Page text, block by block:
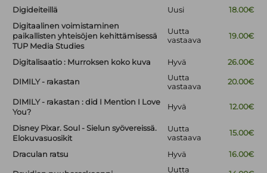
Digideiteillä Uusi
18.00€
Digitaalinen voimistaminen
paikallisten yhteisöjen kehittämisessä
TUP Media Studies
Uutta
vastaava
19.00€
Digitalisaatio : Murroksen koko kuva Hyvä 26.00€
DIMILY - rakastan
Uutta
vastaava
20.00€
DIMILY - rakastan : did I Mention I Love
You?
Hyvä 12.00€
Disney Pixar. Soul - Sielun syövereissä.
Elokuvasuosikit
Uutta
vastaava
15.00€
Draculan ratsu Hyvä 16.00€
Uutta